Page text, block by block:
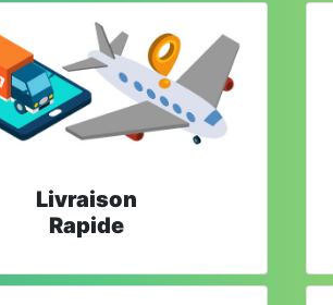
Livraison
Rapide